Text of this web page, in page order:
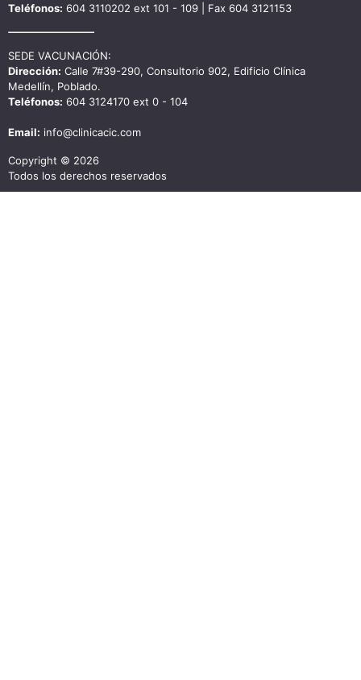
Teléfonos: 604 3110202 ext 101 - 109 | Fax 604 3121153
SEDE VACUNACIÓN:
Dirección: Calle 7#39-290, Consultorio 902, Edificio Clínica
Medellín, Poblado.
Teléfonos: 604 3124170 ext 0 - 104
Email: info@clinicacic.com
Copyright © 2026
Todos los derechos reservados